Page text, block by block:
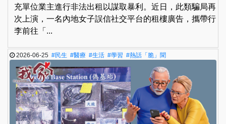
充單位業主進行非法出租以謀取暴利。近日，此類騙局再
次上演，一名內地女子誤信社交平台的租樓廣告，攜帶行
李前往「...
2026-06-25#民生 #醫療 #生活 #學習 #熱話「脆」聞